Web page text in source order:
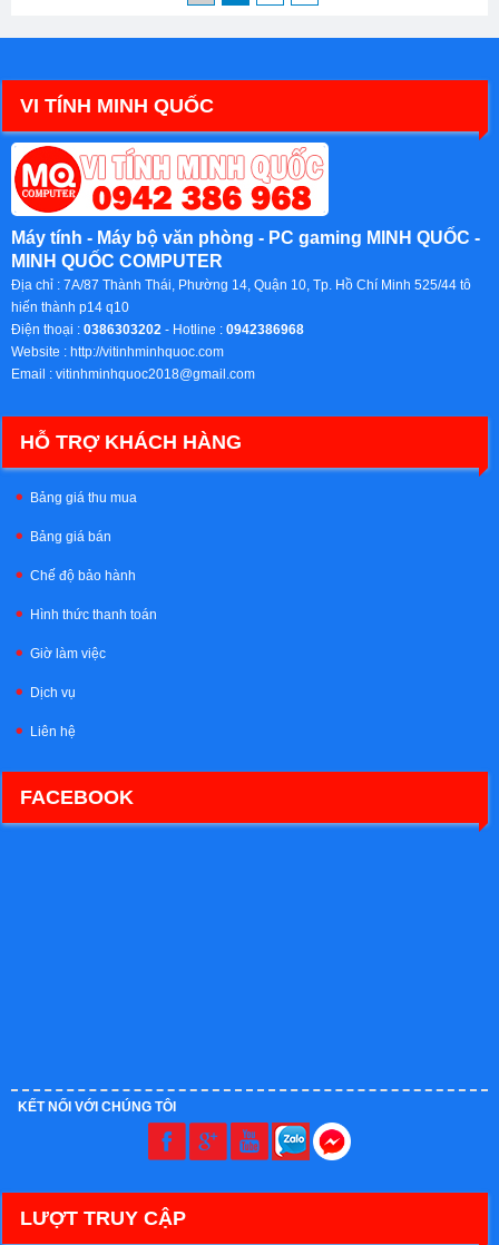
VI TÍNH MINH QUỐC
Máy tính - Máy bộ văn phòng - PC gaming MINH QUỐC -
MINH QUỐC COMPUTER
Địa chỉ : 7A/87 Thành Thái, Phường 14, Quận 10, Tp. Hồ Chí Minh 525/44 tô
hiến thành p14 q10
Điện thoại : 0386303202 - Hotline : 0942386968
Website : http://vitinhminhquoc.com
Email : vitinhminhquoc2018@gmail.com
HỖ TRỢ KHÁCH HÀNG
Bảng giá thu mua
Bảng giá bán
Chế độ bảo hành
Hình thức thanh toán
Giờ làm việc
Dịch vụ
Liên hệ
FACEBOOK
KẾT NỐI VỚI CHÚNG TÔI
LƯỢT TRUY CẬP